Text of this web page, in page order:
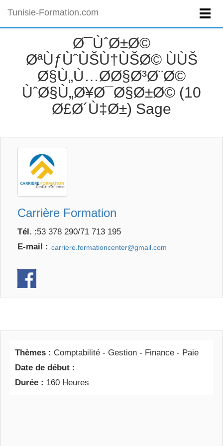
Tunisie-Formation.com
Ø¯ÙˆØ±Ø©
ØªÙƒÙˆÙŠÙ†ÙŠØ© ÙÙŠ
Ø§Ù„Ù…Ø­Ø§Ø³Ø¨Ø©
ÙˆØ§Ù„Ø¥Ø¯Ø§Ø±Ø© (10
Ø£Ø´Ù‡Ø±) Sage
Carrière Formation
Tél. :53 378 290/71 713 195
E-mail :
Thèmes : Comptabilité - Gestion - Finance - Paie
Date de début :
Durée : 160 Heures